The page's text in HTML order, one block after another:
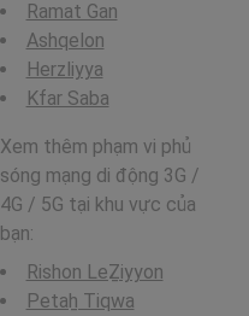
Ramat Gan
Ashqelon
Herzliyya
Kfar Saba
Xem thêm phạm vi phủ
sóng mạng di động 3G /
4G / 5G tại khu vực của
bạn:
Rishon LeẔiyyon
Petaẖ Tiqwa